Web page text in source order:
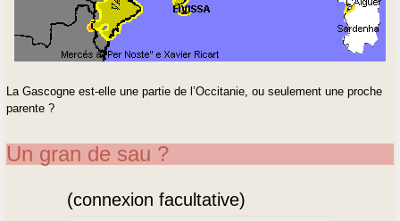
La Gascogne est-elle une partie de l’Occitanie, ou seulement une proche
parente ?
Un gran de sau ?
(connexion facultative)